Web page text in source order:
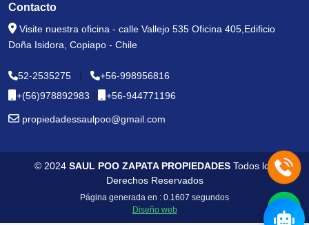
Contacto
Visite nuestra oficina - calle Vallejo 535 Oficina 405,Edificio
Doña Isidora, Copiapo - Chile
52-2535275
+56-998956816
+(56)978892983
+56-944771196
propiedadessaulpoo@gmail.com
© 2024 SAUL POO ZAPATA PROPIEDADES Todos los
Derechos Reservados
Página generada en : 0.1607 segundos
Diseño web